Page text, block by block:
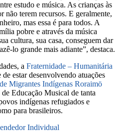
estudo e música. As crianças às
não terem recursos. E geralmente,
mas essa é para todos. A
pobre e através da música
cultura, sua casa, conseguem dar
lo grande mais adiante”, destaca.
a Fraternidade – Humanitária
estar desenvolvendo atuações
Migrantes Indígenas Roraimö
Educação Musical de tanta
indígenas refugiados e
para brasileiros.
Individual